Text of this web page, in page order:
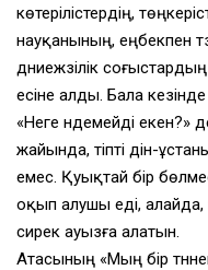
көтерілістердің,
науқанының, еңбекпен
дүниежүзілік
есіне алды. Бала
«Неге үндемейді екен?»
жайында, тіпті дін-
емес. Қуықтай бір
оқып алушы еді, алайда,
сирек ауызға алатын.
Атасының «Мың бір